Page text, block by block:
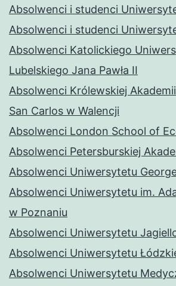
Absolwenci i studenci
Absolwenci i studenci
Absolwenci Katolickiego
Lubelskiego Jana Pawła II
Absolwenci Królewskiej
San Carlos w Walencji
Absolwenci London School of
Absolwenci Petersburskiej
Absolwenci Uniwersytetu
Absolwenci Uniwersytetu im.
w Poznaniu
Absolwenci Uniwersytetu
Absolwenci Uniwersytetu
Absolwenci Uniwersytetu